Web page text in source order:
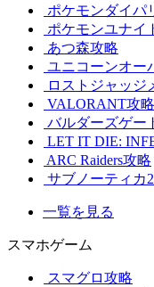
ポケモンダイパ
ポケモンユナイ
あつ森攻略
ユニコーンオー
ロストジャッジ
VALORANT攻略
バルダーズゲー
LET IT DIE:
ARC Raiders攻略
サブノーティカ
一覧を見る
スマホゲーム
スマグロ攻略